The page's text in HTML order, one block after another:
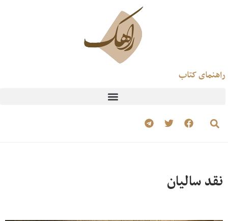
راهنمای کتاب
نقد سالیان